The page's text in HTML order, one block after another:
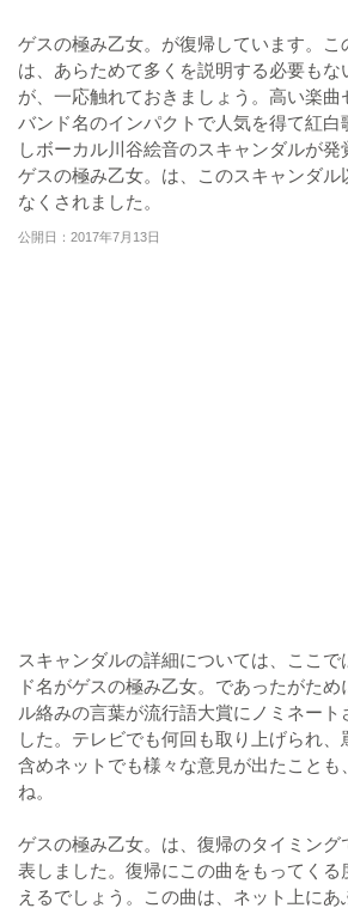
ゲスの極み乙女。が復帰しています。こ
は、あらためて多くを説明する必要もな
が、一応触れておきましょう。高い楽曲
バンド名のインパクトで人気を得て紅白
しボーカル川谷絵音のスキャンダルが発
ゲスの極み乙女。は、このスキャンダル
なくされました。
公開日：2017年7月13日
スキャンダルの詳細については、ここで
ド名がゲスの極み乙女。であったがた
ル絡みの言葉が流行語大賞にノミネート
した。テレビでも何回も取り上げられ、
含めネットでも様々な意見が出たことも
ね。
ゲスの極み乙女。は、復帰のタイミング
表しました。復帰にこの曲をもってくる
えるでしょう。この曲は、ネット上に